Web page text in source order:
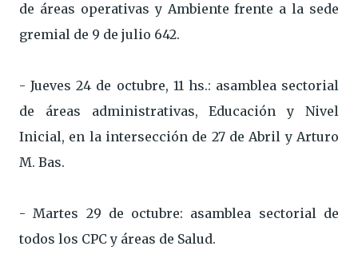
de áreas operativas y Ambiente frente a la sede
gremial de 9 de julio 642.
- Jueves 24 de octubre, 11 hs.: asamblea sectorial
de áreas administrativas, Educación y Nivel
Inicial, en la intersección de 27 de Abril y Arturo
M. Bas.
- Martes 29 de octubre: asamblea sectorial de
todos los CPC y áreas de Salud.